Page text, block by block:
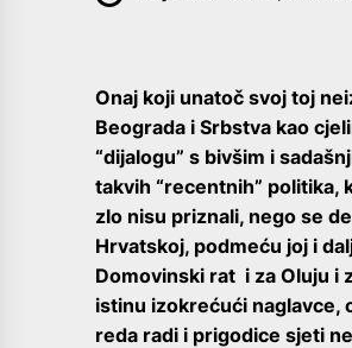
Onaj koji unatoč svoj toj
Beograda i Srbstva kao
“dijalogu” s bivšim i
takvih “recentnih” politika,
zlo nisu priznali, nego se
Hrvatskoj, podmeću joj i
Domovinski rat i za Oluju i
istinu izokrećući naglavce,
reda radi i prigodice sjeti